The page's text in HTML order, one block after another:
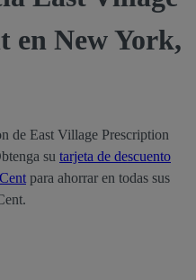
en New York,
de East Village Prescription
su tarjeta de descuento
para ahorrar en todas sus